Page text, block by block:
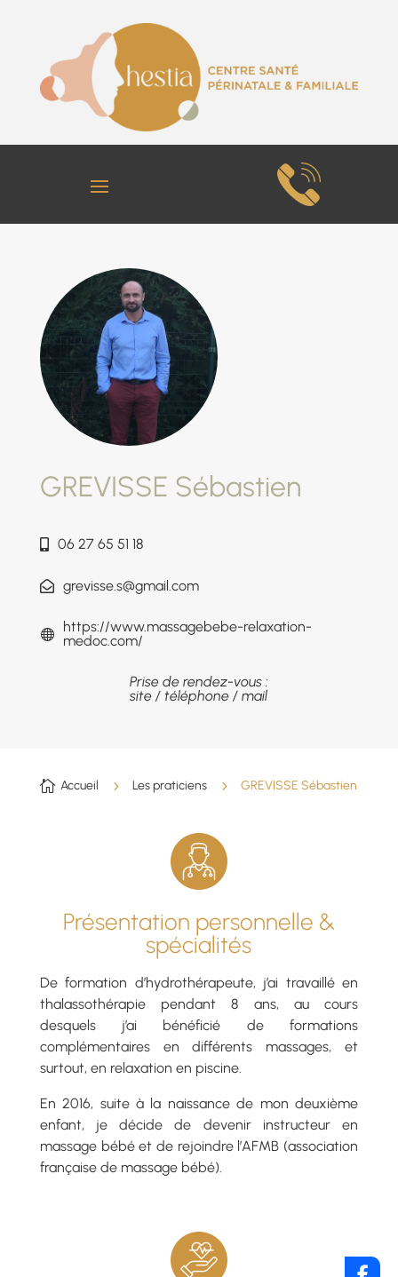
GREVISSE Sébastien
06 27 65 51 18
grevisse.s@gmail.com
https://www.massagebebe-relaxation-
medoc.com/
Prise de rendez-vous :
site / téléphone / mail
 Accueil 5 Les praticiens 5 GREVISSE Sébastien
Présentation personnelle &
spécialités
De formation d’hydrothérapeute, j’ai travaillé en
thalassothérapie pendant 8 ans, au cours
desquels j’ai bénéficié de formations
complémentaires en différents massages, et
surtout, en relaxation en piscine.
En 2016, suite à la naissance de mon deuxième
enfant, je décide de devenir instructeur en
massage bébé et de rejoindre l’AFMB (association
française de massage bébé).